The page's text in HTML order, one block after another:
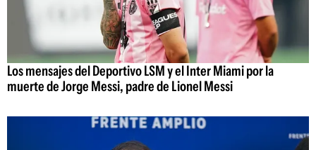
Los mensajes del Deportivo LSM y el Inter Miami por la
muerte de Jorge Messi, padre de Lionel Messi